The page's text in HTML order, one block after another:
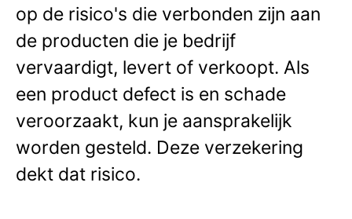
op de risico's die verbonden zijn aan
de producten die je bedrijf
vervaardigt, levert of verkoopt. Als
een product defect is en schade
veroorzaakt, kun je aansprakelijk
worden gesteld. Deze verzekering
dekt dat risico.